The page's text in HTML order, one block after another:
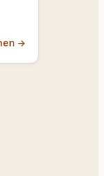
→